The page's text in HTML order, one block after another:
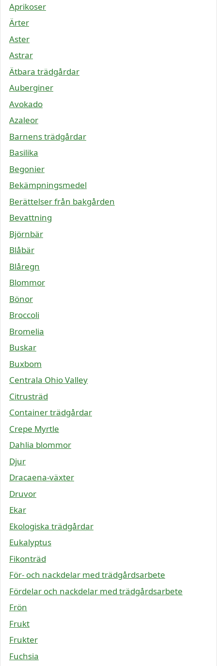
Aprikoser
Ärter
Aster
Astrar
Ätbara trädgårdar
Auberginer
Avokado
Azaleor
Barnens trädgårdar
Basilika
Begonier
Bekämpningsmedel
Berättelser från bakgården
Bevattning
Björnbär
Blåbär
Blåregn
Blommor
Bönor
Broccoli
Bromelia
Buskar
Buxbom
Centrala Ohio Valley
Citrusträd
Container trädgårdar
Crepe Myrtle
Dahlia blommor
Djur
Dracaena-växter
Druvor
Ekar
Ekologiska trädgårdar
Eukalyptus
Fikonträd
För- och nackdelar med trädgårdsarbete
Fördelar och nackdelar med trädgårdsarbete
Frön
Frukt
Frukter
Fuchsia